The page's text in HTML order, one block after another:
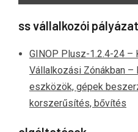
Friss vállalkozói pályázat
GINOP Plusz-1.2.4-24 –
Vállalkozási Zónákban
eszközök, gépek
korszerűsítés, bővítés